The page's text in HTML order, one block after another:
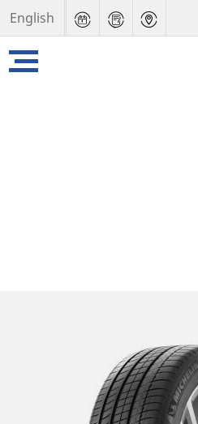
English